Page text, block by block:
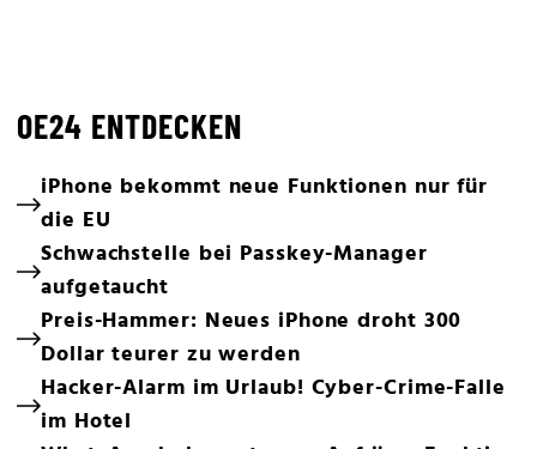
OE24 ENTDECKEN
iPhone bekommt neue Funktionen nur für
die EU
Schwachstelle bei Passkey-Manager
aufgetaucht
Preis-Hammer: Neues iPhone droht 300
Dollar teurer zu werden
Hacker-Alarm im Urlaub! Cyber-Crime-Falle
im Hotel